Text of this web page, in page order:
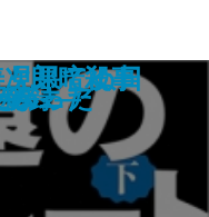
出会い―
る物語―
秘録―
郎暗殺事
―
ムニア
見果てぬ日
録
かった